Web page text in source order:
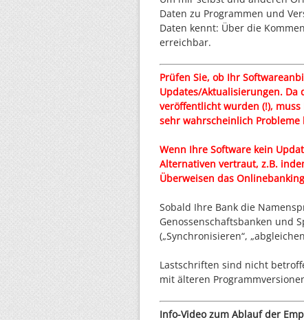
Daten zu Programmen und
Daten kennt: Über die
erreichbar.
Prüfen Sie, ob Ihr
Updates/Aktualisierungen. Da
veröffentlicht wurden (!),
sehr wahrscheinlich
Wenn Ihre Software kein
Alternativen vertraut, z.B.
Überweisen das
Sobald Ihre Bank die
Genossenschaftsbanken und
(„Synchronisieren“,
Lastschriften sind nicht
mit älteren
Info-Video zum Ablauf der